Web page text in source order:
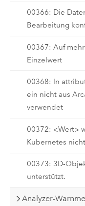
00366: Die
Bearbeitung
00367: Auf
Einzelwert
00368: In
ein nicht aus
verwendet
00372: <Wert>
Kubernetes
00373: 3D-
unterstützt.
Analyzer-